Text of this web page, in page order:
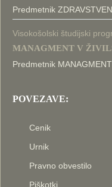
Predmetnik
Visokošolski študijski
MANAGMENT V
Predmetnik
POVEZAVE:
Cenik
Urnik
Pravno obvestilo
Piškotki